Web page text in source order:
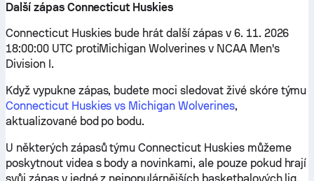
Další zápas Connecticut Huskies
Connecticut Huskies bude hrát další zápas v 6. 11. 2026
18:00:00 UTC protiMichigan Wolverines v NCAA Men's
Division I.
Když vypukne zápas, budete moci sledovat živé skóre týmu
Connecticut Huskies vs Michigan Wolverines,
aktualizované bod po bodu.
U některých zápasů týmu Connecticut Huskies můžeme
poskytnout videa s body a novinkami, ale pouze pokud hrají